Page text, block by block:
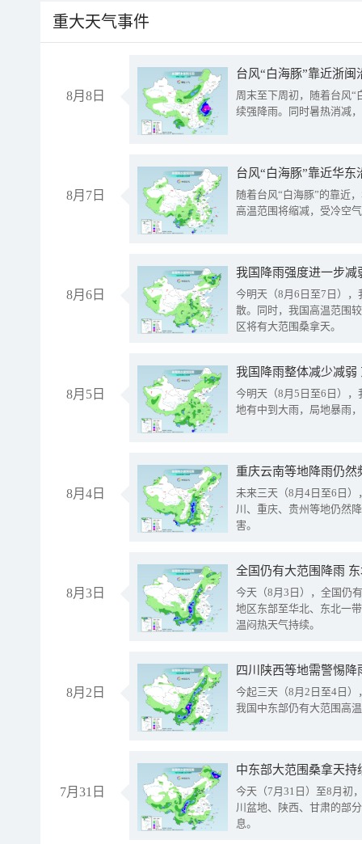
重大天气事件
8月8日
台风“白海豚”靠近浙
周末至下周初，随着台风“
续强降雨。同时暑热消减
8月7日
台风“白海豚”靠近华
随着台风“白海豚”的靠近
高温范围将缩减，受冷空
8月6日
今明天（8月6日至7日）
散。同时，我国高温范围
区将有大范围桑拿天。
8月5日
我国降雨整体减少减弱
今明天（8月5日至6日）
地有中到大雨，局地暴雨
8月4日
重庆云南等地降雨仍然
未来三天（8月4日至6日
川、重庆、贵州等地仍然
害。
8月3日
全国仍有大范围降雨
今天（8月3日），全国仍
地区东部至华北、东北一
温闷热天气持续。
8月2日
今起三天（8月2日至4日
我国中东部仍有大范围高
7月31日
中东部大范围桑拿天
今天（7月31日）至8月初
川盆地、陕西、甘肃的部
息。